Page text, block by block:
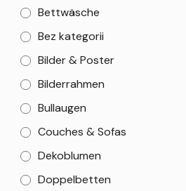
Bettwäsche
Bez kategorii
Bilder & Poster
Bilderrahmen
Bullaugen
Couches & Sofas
Dekoblumen
Doppelbetten